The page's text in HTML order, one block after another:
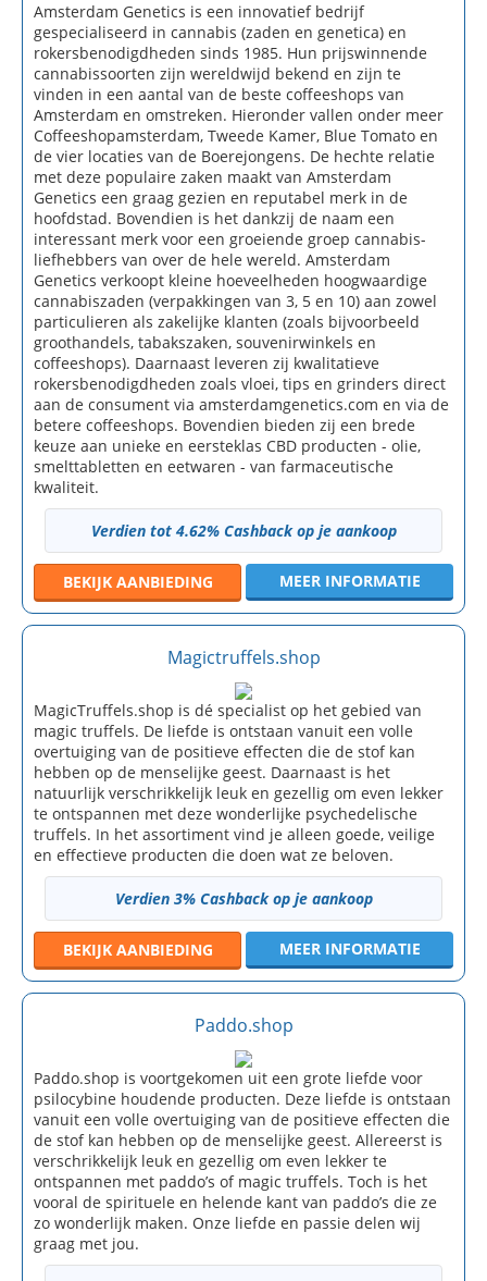
Amsterdam Genetics is een innovatief bedrijf
gespecialiseerd in cannabis (zaden en genetica) en
rokersbenodigdheden sinds 1985. Hun prijswinnende
cannabissoorten zijn wereldwijd bekend en zijn te
vinden in een aantal van de beste coffeeshops van
Amsterdam en omstreken. Hieronder vallen onder meer
Coffeeshopamsterdam, Tweede Kamer, Blue Tomato en
de vier locaties van de Boerejongens. De hechte relatie
met deze populaire zaken maakt van Amsterdam
Genetics een graag gezien en reputabel merk in de
hoofdstad. Bovendien is het dankzij de naam een
interessant merk voor een groeiende groep cannabis-
liefhebbers van over de hele wereld. Amsterdam
Genetics verkoopt kleine hoeveelheden hoogwaardige
cannabiszaden (verpakkingen van 3, 5 en 10) aan zowel
particulieren als zakelijke klanten (zoals bijvoorbeeld
groothandels, tabakszaken, souvenirwinkels en
coffeeshops). Daarnaast leveren zij kwalitatieve
rokersbenodigdheden zoals vloei, tips en grinders direct
aan de consument via amsterdamgenetics.com en via de
betere coffeeshops. Bovendien bieden zij een brede
keuze aan unieke en eersteklas CBD producten - olie,
smelttabletten en eetwaren - van farmaceutische
kwaliteit.
Verdien tot 4.62% Cashback op je aankoop
BEKIJK AANBIEDING MEER INFORMATIE
Magictruffels.shop
MagicTruffels.shop is dé specialist op het gebied van
magic truffels. De liefde is ontstaan vanuit een volle
overtuiging van de positieve effecten die de stof kan
hebben op de menselijke geest. Daarnaast is het
natuurlijk verschrikkelijk leuk en gezellig om even lekker
te ontspannen met deze wonderlijke psychedelische
truffels. In het assortiment vind je alleen goede, veilige
en effectieve producten die doen wat ze beloven.
Verdien 3% Cashback op je aankoop
BEKIJK AANBIEDING MEER INFORMATIE
Paddo.shop
Paddo.shop is voortgekomen uit een grote liefde voor
psilocybine houdende producten. Deze liefde is ontstaan
vanuit een volle overtuiging van de positieve effecten die
de stof kan hebben op de menselijke geest. Allereerst is
verschrikkelijk leuk en gezellig om even lekker te
ontspannen met paddo’s of magic truffels. Toch is het
vooral de spirituele en helende kant van paddo’s die ze
zo wonderlijk maken. Onze liefde en passie delen wij
graag met jou.